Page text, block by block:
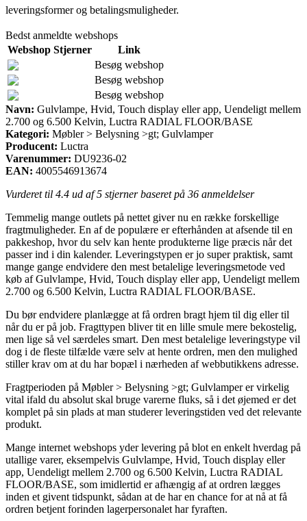
leveringsformer og betalingsmuligheder.
Bedst anmeldte webshops
Webshop Stjerner
Link
Besøg webshop
Besøg webshop
Besøg webshop
Navn: Gulvlampe, Hvid, Touch display eller app, Uendeligt mellem
2.700 og 6.500 Kelvin, Luctra RADIAL FLOOR/BASE
Kategori: Møbler > Belysning >gt; Gulvlamper
Producent: Luctra
Varenummer: DU9236-02
EAN: 4005546913674
Vurderet til 4.4 ud af 5 stjerner baseret på 36 anmeldelser
Temmelig mange outlets på nettet giver nu en række forskellige
fragtmuligheder. En af de populære er efterhånden at afsende til en
pakkeshop, hvor du selv kan hente produkterne lige præcis når det
passer ind i din kalender. Leveringstypen er jo super praktisk, samt
mange gange endvidere den mest betalelige leveringsmetode ved
køb af Gulvlampe, Hvid, Touch display eller app, Uendeligt mellem
2.700 og 6.500 Kelvin, Luctra RADIAL FLOOR/BASE.
Du bør endvidere planlægge at få ordren bragt hjem til dig eller til
når du er på job. Fragttypen bliver tit en lille smule mere bekostelig,
men lige så vel særdeles smart. Den mest betalelige leveringstype vil
dog i de fleste tilfælde være selv at hente ordren, men den mulighed
stiller krav om at du har bopæl i nærheden af webbutikkens adresse.
Fragtperioden på Møbler > Belysning >gt; Gulvlamper er virkelig
vital ifald du absolut skal bruge varerne fluks, så i det øjemed er det
komplet på sin plads at man studerer leveringstiden ved det relevante
produkt.
Mange internet webshops yder levering på blot en enkelt hverdag på
utallige varer, eksempelvis Gulvlampe, Hvid, Touch display eller
app, Uendeligt mellem 2.700 og 6.500 Kelvin, Luctra RADIAL
FLOOR/BASE, som imidlertid er afhængig af at ordren lægges
inden et givent tidspunkt, sådan at de har en chance for at nå at få
ordren betjent forinden lagerpersonalet har fyraften.